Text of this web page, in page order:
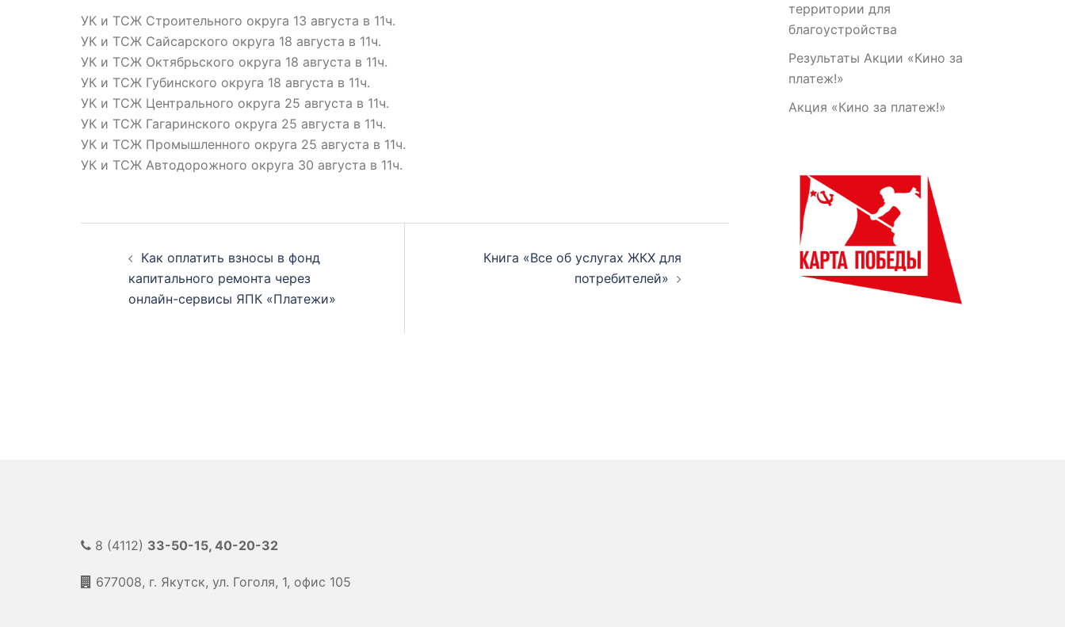
УК и ТСЖ Строительного округа 13 августа в 11ч.
УК и ТСЖ Сайсарского округа 18 августа в 11ч.
УК и ТСЖ Октябрьского округа 18 августа в 11ч.
УК и ТСЖ Губинского округа 18 августа в 11ч.
УК и ТСЖ Центрального округа 25 августа в 11ч.
УК и ТСЖ Гагаринского округа 25 августа в 11ч.
УК и ТСЖ Промышленного округа 25 августа в 11ч.
УК и ТСЖ Автодорожного округа 30 августа в 11ч.
записям
Как оплатить взносы в фонд
капитального ремонта через
онлайн-сервисы ЯПК «Платежи»
Книга «Все об услугах ЖКХ для
потребителей»
территории для
благоустройства
Результаты Акции «Кино за
платеж!»
Акция «Кино за платеж!»
8 (4112) 33-50-15, 40-20-32
677008, г. Якутск, ул. Гоголя, 1, офис 105